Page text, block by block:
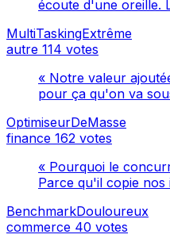
écoute d'une oreille.
MultiTaskingExtrême
autre 114 votes
« Notre valeur
pour ça qu'on va
OptimiseurDeMasse
finance 162 votes
« Pourquoi le
Parce qu'il copie nos
BenchmarkDouloureux
commerce 40 votes